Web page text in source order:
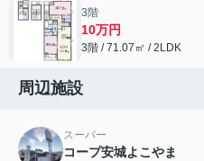
3階
10万円
3階 / 71.07㎡ / 2LDK
周辺施設
スーパー
コープ安城よこやま